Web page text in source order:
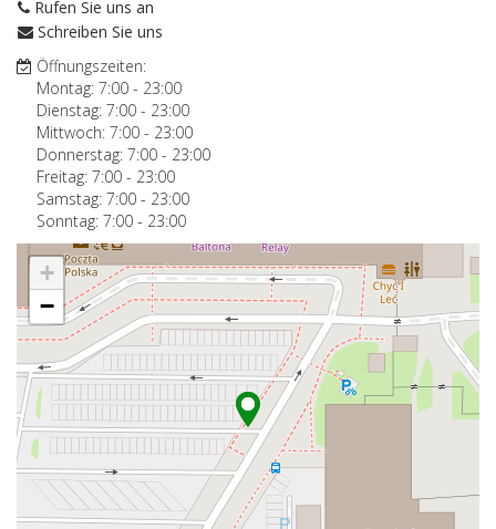
Rufen Sie uns an
Schreiben Sie uns
Öffnungszeiten:
Montag: 7:00 - 23:00
Dienstag: 7:00 - 23:00
Mittwoch: 7:00 - 23:00
Donnerstag: 7:00 - 23:00
Freitag: 7:00 - 23:00
Samstag: 7:00 - 23:00
Sonntag: 7:00 - 23:00
+
−